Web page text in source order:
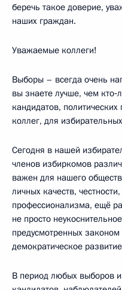
беречь такое доверие,
наших граждан.
Уважаемые коллеги!
Выборы – всегда очень
вы знаете лучше, чем
кандидатов,
коллег, для
Сегодня в нашей
членов избиркомов
важен для нашего
личных качеств,
профессионализма, ещё
не просто
предусмотренных
демократическое
В период любых выборов